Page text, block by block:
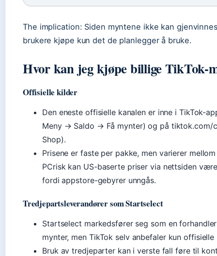
The implication: Siden myntene ikke kan
brukere kjøpe kun det de planlegger å bruke.
Hvor kan jeg kjøpe billige TikTok-
Offisielle kilder
Den eneste offisielle kanalen er inne i TikTok-
Meny → Saldo → Få mynter) og på tiktok.com/
Shop).
Prisene er faste per pakke, men varierer
PCrisk kan US-baserte priser via nettsiden
fordi appstore-gebyrer unngås.
Tredjepartsleverandører som Startselect
Startselect markedsfører seg som en
mynter, men TikTok selv anbefaler kun offisielle
Bruk av tredjeparter kan i verste fall føre til